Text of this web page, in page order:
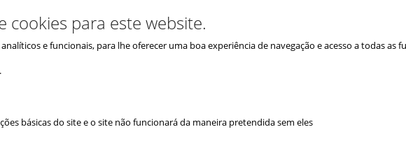
cookies para este website.
e funcionais, para lhe oferecer uma boa experiência de navegação e acesso a todas as
.
básicas do site e o site não funcionará da maneira pretendida sem eles